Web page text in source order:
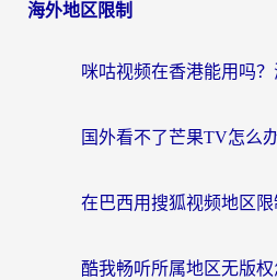
海外地区限制